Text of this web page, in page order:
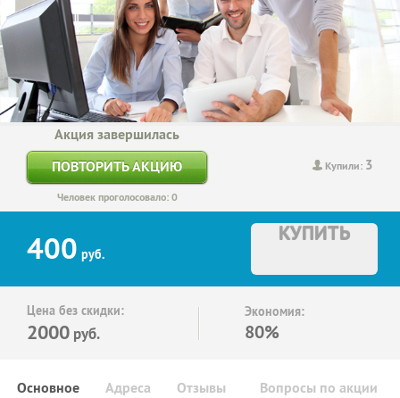
Купили: 3
Акция завершилась
ПОВТОРИТЬ АКЦИЮ
Человек проголосовало: 0
400 руб.
КУПИТЬ
Цена без скидки:
2000 руб.
Экономия:
80%
Основное Отзывы Вопросы по акции
Адреса